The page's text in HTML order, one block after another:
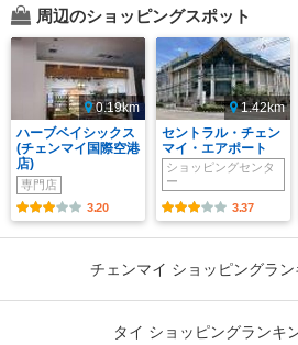
周辺のショッピングスポット
0.19km
ハーブベイシックス
(チェンマイ国際空港
店)
専門店
3.20
1.42km
セントラル・チェン
マイ・エアポート
ショッピングセンタ
ー
3.37
チェンマイ ショッピングラン
タイ ショッピングランキ